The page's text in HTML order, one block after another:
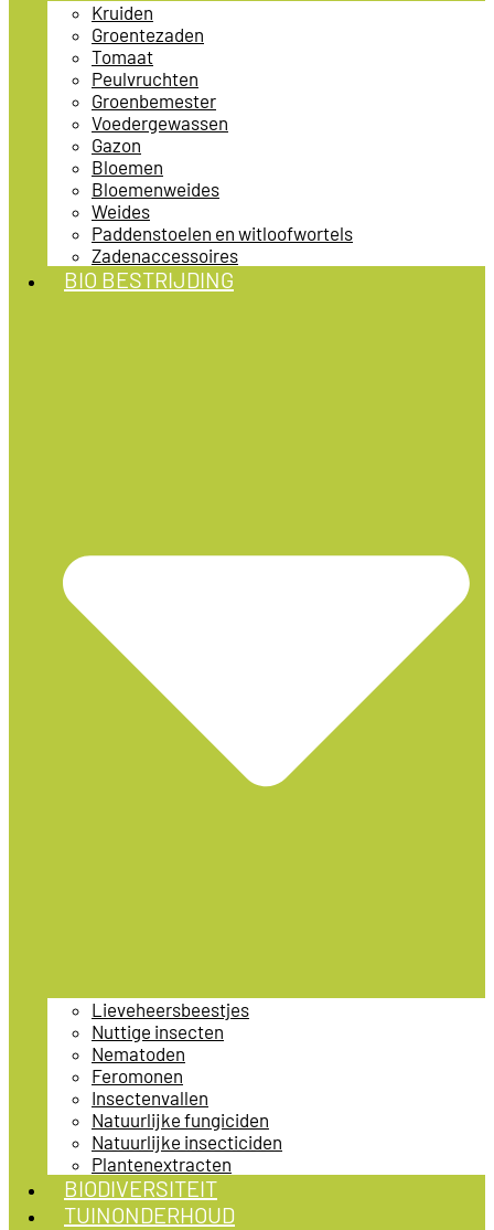
Kruiden
Groentezaden
Tomaat
Peulvruchten
Groenbemester
Voedergewassen
Gazon
Bloemen
Bloemenweides
Weides
Paddenstoelen en witloofwortels
Zadenaccessoires
BIO BESTRIJDING
Lieveheersbeestjes
Nuttige insecten
Nematoden
Feromonen
Insectenvallen
Natuurlijke fungiciden
Natuurlijke insecticiden
Plantenextracten
BIODIVERSITEIT
TUINONDERHOUD